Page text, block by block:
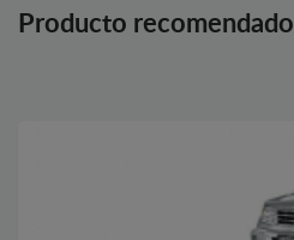
Producto recomendado